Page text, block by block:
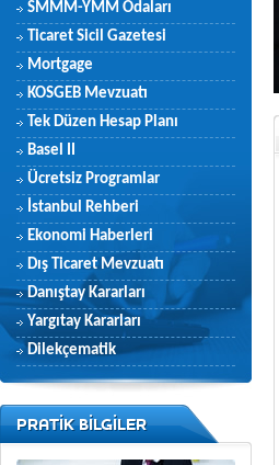
SMMM-YMM Odaları
Ticaret Sicil Gazetesi
Mortgage
KOSGEB Mevzuatı
Tek Düzen Hesap Planı
Basel II
Ücretsiz Programlar
İstanbul Rehberi
Ekonomi Haberleri
Dış Ticaret Mevzuatı
Danıştay Kararları
Yargıtay Kararları
Dilekçematik
PRATİK BİLGİLER